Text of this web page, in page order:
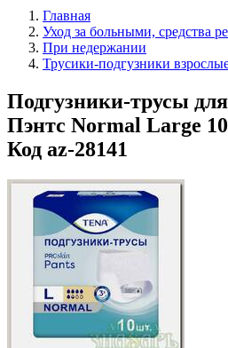
Главная
Уход за больными, средства
При недержании
Трусики-подгузники
Подгузники-трусы
Пэнтс Normal Large
Код az-28141